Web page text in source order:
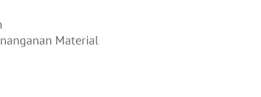
Material